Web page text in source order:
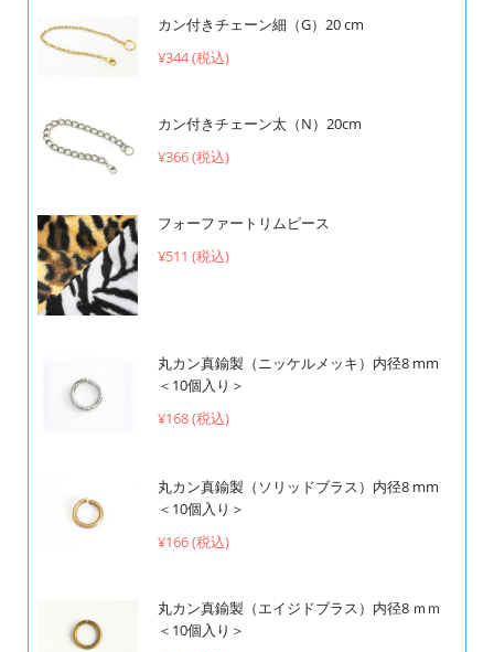
カン付きチェーン細（G）20 cm
¥344 (税込)
カン付きチェーン太（N）20cm
¥366 (税込)
フォーファートリムピース
¥511 (税込)
丸カン真鍮製（ニッケルメッキ）内径8 mm
＜10個入り＞
¥168 (税込)
丸カン真鍮製（ソリッドブラス）内径8 mm
＜10個入り＞
¥166 (税込)
丸カン真鍮製（エイジドブラス）内径8 ｍｍ
＜10個入り＞